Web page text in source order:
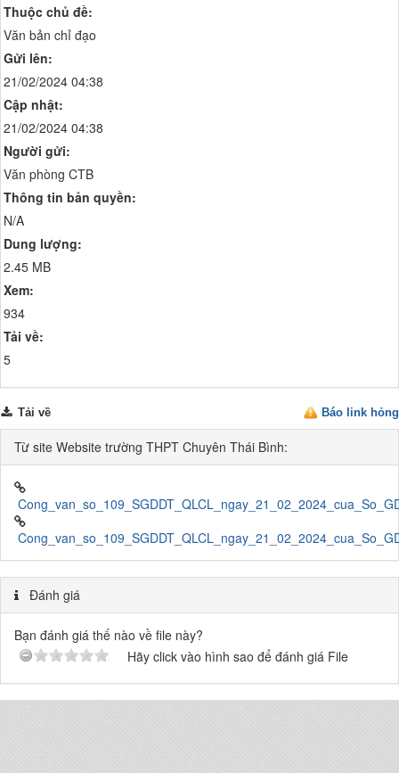
Thuộc chủ đề:
Văn bản chỉ đạo
Gửi lên:
21/02/2024 04:38
Cập nhật:
21/02/2024 04:38
Người gửi:
Văn phòng CTB
Thông tin bản quyền:
N/A
Dung lượng:
2.45 MB
Xem:
934
Tải về:
5
Báo link hỏng
Tải về
Từ site Website trường THPT Chuyên Thái Bình:
Đánh giá
Bạn đánh giá thế nào về file này?
Hãy click vào hình sao để đánh giá File